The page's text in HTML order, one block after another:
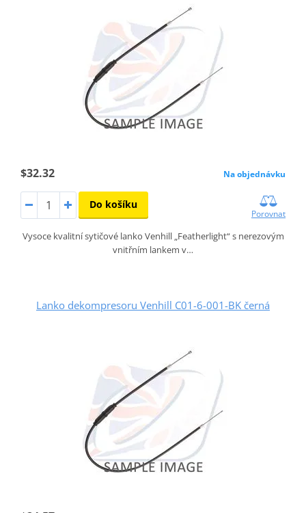
$32.32 Na objednávku
Do košíku
Porovnat
Vysoce kvalitní sytičové lanko Venhill „Featherlight“ s nerezovým
vnitřním lankem v…
Lanko dekompresoru Venhill C01-6-001-BK černá